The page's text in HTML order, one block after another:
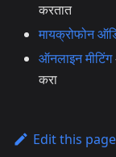
करतात
मायक्रोफोन
ऑनलाइन मीटिंग
करा
Edit this page